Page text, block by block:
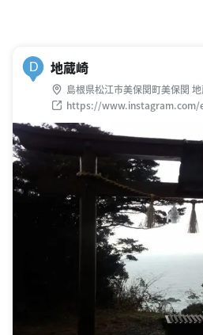
D 地蔵崎
島根県松江市美保関町美保関
https://www.instagram.com/